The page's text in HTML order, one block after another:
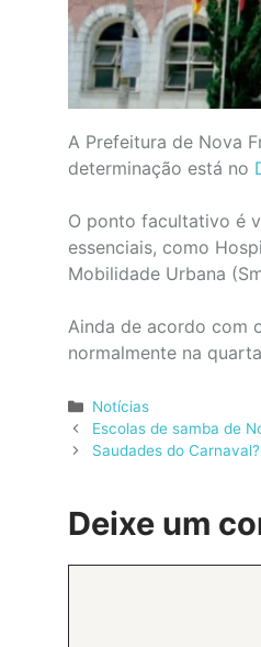
A Prefeitura de Nova
determinação está no
O ponto facultativo é
essenciais, como
Mobilidade Urbana
Ainda de acordo com
normalmente na
Categorias
Notícias
Escolas de samba de
Saudades do
Deixe um